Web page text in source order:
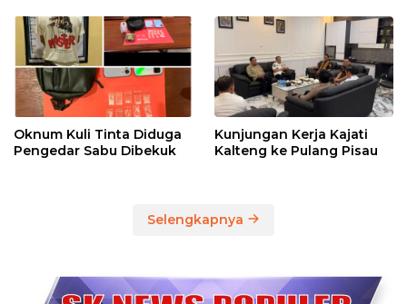
Oknum Kuli Tinta Diduga
Pengedar Sabu Dibekuk
Kunjungan Kerja Kajati
Kalteng ke Pulang Pisau
Selengkapnya